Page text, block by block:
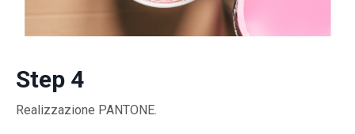
Step 4
Realizzazione PANTONE.